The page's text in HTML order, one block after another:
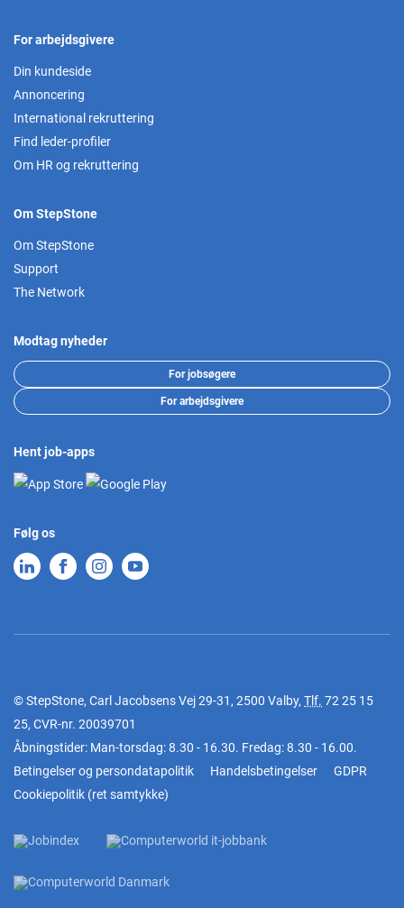
For arbejdsgivere
Din kundeside
Annoncering
International rekruttering
Find leder-profiler
Om HR og rekruttering
Om StepStone
Om StepStone
Support
The Network
Modtag nyheder
For jobsøgere
For arbejdsgivere
Hent job-apps
Følg os
© StepStone, Carl Jacobsens Vej 29-31, 2500 Valby, Tlf. 72 25 15
25, CVR-nr. 20039701
Åbningstider: Man-torsdag: 8.30 - 16.30. Fredag: 8.30 - 16.00.
Betingelser og persondatapolitik
Handelsbetingelser
GDPR
Cookiepolitik (ret samtykke)